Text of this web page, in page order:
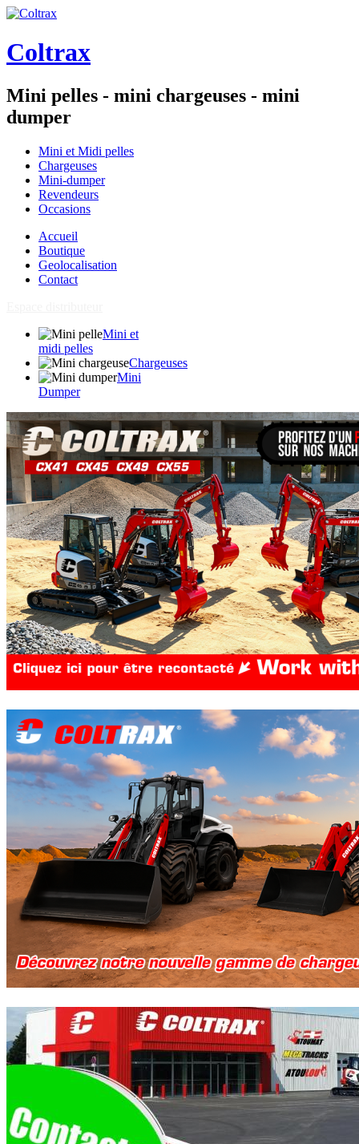
Coltrax
Mini pelles - mini chargeuses - mini
dumper
Mini et Midi pelles
Chargeuses
Mini-dumper
Revendeurs
Occasions
Accueil
Boutique
Geolocalisation
Contact
Mini et
midi pelles
Chargeuses
Mini
Dumper